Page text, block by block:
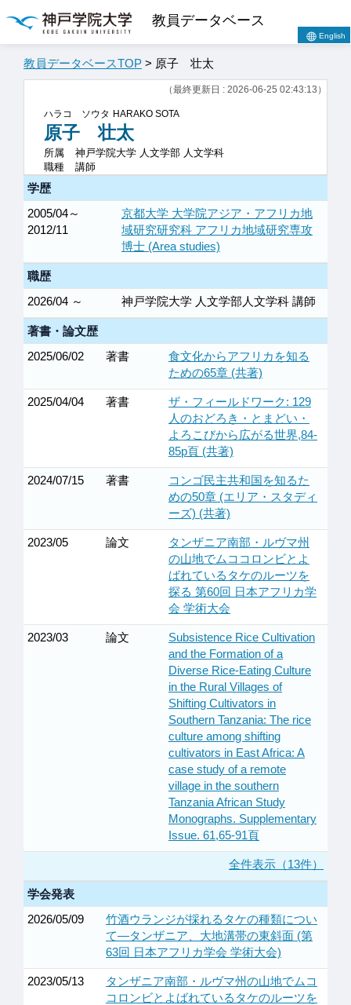
教員データベース
English
教員データベースTOP > 原子 壮太
（最終更新日 : 2026-06-25 02:43:13）
ハラコ ソウタ HARAKO SOTA
原子 壮太
所属
神戸学院大学 人文学部 人文学科
職種
講師
学歴
2005/04～
2012/11
京都大学 大学院アジア・アフリカ地
域研究研究科 アフリカ地域研究専攻
博士 (Area studies)
職歴
2026/04 ～
神戸学院大学 人文学部人文学科 講師
著書・論文歴
2025/06/02
著書
食文化からアフリカを知る
ための65章 (共著)
2025/04/04 著書
ザ・フィールドワーク: 129
人のおどろき・とまどい・
よろこびから広がる世界,84-
85p頁 (共著)
2024/07/15 著書
コンゴ民主共和国を知るた
めの50章 (エリア・スタディ
ーズ) (共著)
2023/05 論文
タンザニア南部・ルヴマ州
の山地でムココロンビとよ
ばれているタケのルーツを
探る 第60回 日本アフリカ学
会 学術大会
2023/03 論文
Subsistence Rice Cultivation
and the Formation of a
Diverse Rice-Eating Culture
in the Rural Villages of
Shifting Cultivators in
Southern Tanzania: The rice
culture among shifting
cultivators in East Africa: A
case study of a remote
village in the southern
Tanzania African Study
Monographs. Supplementary
Issue. 61,65-91頁
全件表示（13件）
学会発表
2026/05/09
竹酒ウランジが採れるタケの種類につい
て―タンザニア、大地溝帯の東斜面 (第
63回 日本アフリカ学会 学術大会)
2023/05/13
タンザニア南部・ルヴマ州の山地でムコ
コロンビとよばれているタケのルーツを